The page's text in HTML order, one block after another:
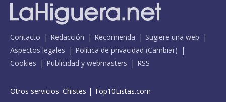
Contacto Redacción Recomienda
Sugiere una web
Aspectos legales
Política de privacidad (Cambiar)
Cookies
Publicidad y webmasters RSS
Otros servicios: Chistes | Top10Listas.com